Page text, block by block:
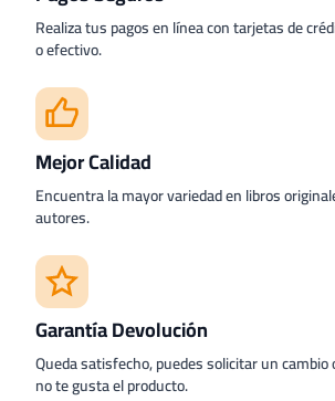
Realiza tus pagos en línea con tarjetas de
o efectivo.
Mejor Calidad
Encuentra la mayor variedad en libros
autores.
Garantía Devolución
Queda satisfecho, puedes solicitar un
no te gusta el producto.